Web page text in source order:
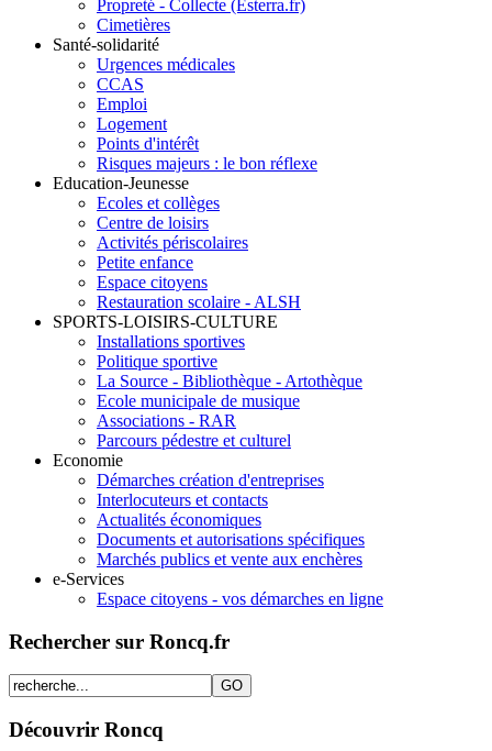
Propreté - Collecte (Esterra.fr)
Cimetières
Santé-solidarité
Urgences médicales
CCAS
Emploi
Logement
Points d'intérêt
Risques majeurs : le bon réflexe
Education-Jeunesse
Ecoles et collèges
Centre de loisirs
Activités périscolaires
Petite enfance
Espace citoyens
Restauration scolaire - ALSH
SPORTS-LOISIRS-CULTURE
Installations sportives
Politique sportive
La Source - Bibliothèque - Artothèque
Ecole municipale de musique
Associations - RAR
Parcours pédestre et culturel
Economie
Démarches création d'entreprises
Interlocuteurs et contacts
Actualités économiques
Documents et autorisations spécifiques
Marchés publics et vente aux enchères
e-Services
Espace citoyens - vos démarches en ligne
Rechercher sur Roncq.fr
Découvrir Roncq